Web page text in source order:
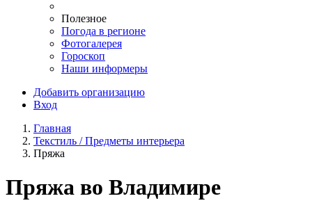
Полезное
Погода в регионе
Фотогалерея
Гороскоп
Наши информеры
Добавить организацию
Вход
Главная
Текстиль / Предметы интерьера
Пряжа
Пряжа во Владимире